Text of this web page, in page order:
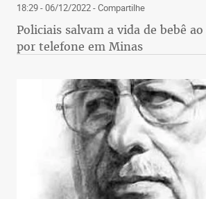
18:29 - 06/12/2022- Compartilhe
Policiais salvam a vida de bebê
por telefone em Minas